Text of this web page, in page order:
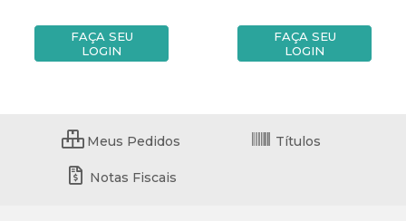
FAÇA SEU
LOGIN
FAÇA SEU
LOGIN
Meus Pedidos Títulos
Notas Fiscais